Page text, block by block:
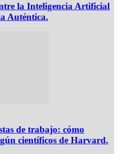
la Inteligencia Artificial
Auténtica.
de trabajo: cómo
científicos de Harvard.